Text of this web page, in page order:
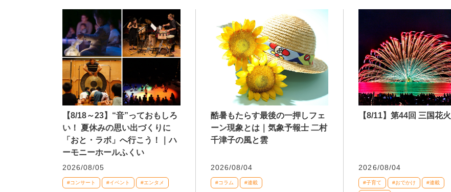
【8/18～23】“音”っておもしろ
い！ 夏休みの思い出づくりに
「おと・ラボ」へ行こう！｜ハ
ーモニーホールふくい
2026/08/05
#コンサート #イベント #エンタメ
酷暑もたらす最後の一押しフェ
ーン現象とは｜気象予報士 二村
千津子の風と雲
2026/08/04
#コラム #連載
【8/11】第44回 三国花火
2026/08/04
#子育て #おでかけ #連載